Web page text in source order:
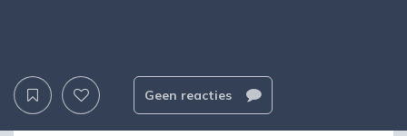
Geen reacties